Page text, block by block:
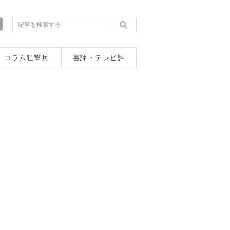
コラム狙撃兵 書評・テレビ評